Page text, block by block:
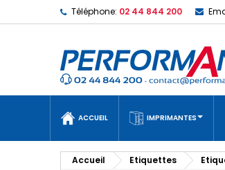
Téléphone: 02 44 844 200
ACCUEIL IMPRIMANTES
Accueil Etiquettes